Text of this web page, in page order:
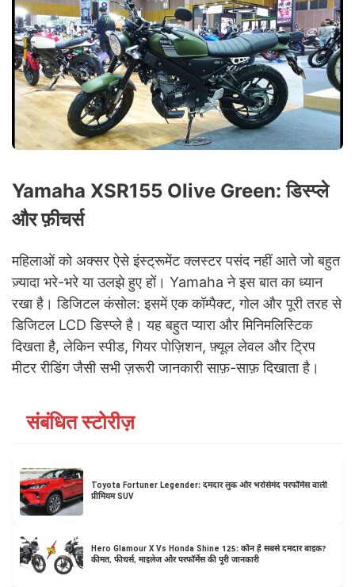
Yamaha XSR155 Olive Green: डिस्प्ले
और फ़ीचर्स
महिलाओं को अक्सर ऐसे इंस्ट्रूमेंट क्लस्टर पसंद नहीं आते जो बहुत
ज़्यादा भरे-भरे या उलझे हुए हों। Yamaha ने इस बात का ध्यान
रखा है। डिजिटल कंसोल: इसमें एक कॉम्पैक्ट, गोल और पूरी तरह से
डिजिटल LCD डिस्प्ले है। यह बहुत प्यारा और मिनिमलिस्टिक
दिखता है, लेकिन स्पीड, गियर पोज़िशन, फ़्यूल लेवल और ट्रिप
मीटर रीडिंग जैसी सभी ज़रूरी जानकारी साफ़-साफ़ दिखाता है।
संबंधित स्टोरीज़
Toyota Fortuner Legender: दमदार लुक और भरोसेमंद परफॉर्मेंस वाली
प्रीमियम SUV
Hero Glamour X Vs Honda Shine 125: कौन है सबसे दमदार बाइक?
कीमत, फीचर्स, माइलेज और परफॉर्मेंस की पूरी जानकारी